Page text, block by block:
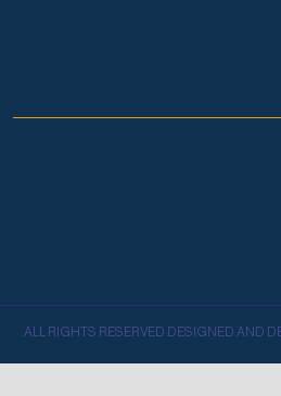
ALL RIGHTS RESERVED DESIGNED AND